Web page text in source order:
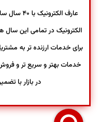
عارف
الکترونیک در تمامی این سال
برای خدمات ارزنده تر به
خدمات بهتر و سریع تر و
در بازار با